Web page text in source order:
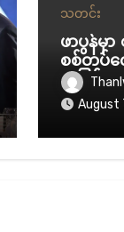
သတင်း
ဖာပွန်မှ
စစ်တပ်လ
အပြင်းအ
August